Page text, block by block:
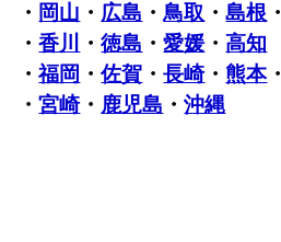
・ 岡山 ・ 広島 ・ 鳥取 ・島根 ・
・香川 ・徳島 ・愛媛 ・高知
・福岡 ・佐賀 ・長崎・ 熊本・
・宮崎・ 鹿児島 ・沖縄